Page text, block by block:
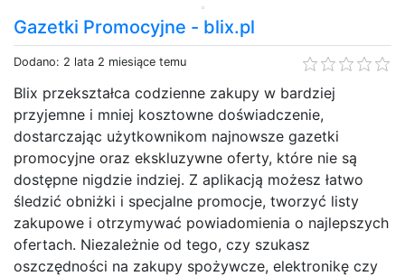
Gazetki Promocyjne - blix.pl
Dodano: 2 lata 2 miesiące temu
Blix przekształca codzienne zakupy w bardziej
przyjemne i mniej kosztowne doświadczenie,
dostarczając użytkownikom najnowsze gazetki
promocyjne oraz ekskluzywne oferty, które nie są
dostępne nigdzie indziej. Z aplikacją możesz łatwo
śledzić obniżki i specjalne promocje, tworzyć listy
zakupowe i otrzymywać powiadomienia o najlepszych
ofertach. Niezależnie od tego, czy szukasz
oszczędności na zakupy spożywcze, elektronikę czy